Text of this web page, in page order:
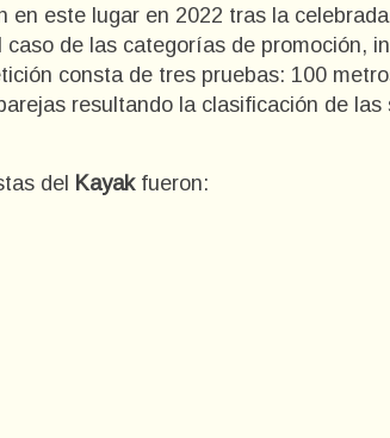
en este lugar en 2022 tras la
de las categorías de promoción,
consta de tres pruebas: 100
resultando la clasificación de
del Kayakfueron: